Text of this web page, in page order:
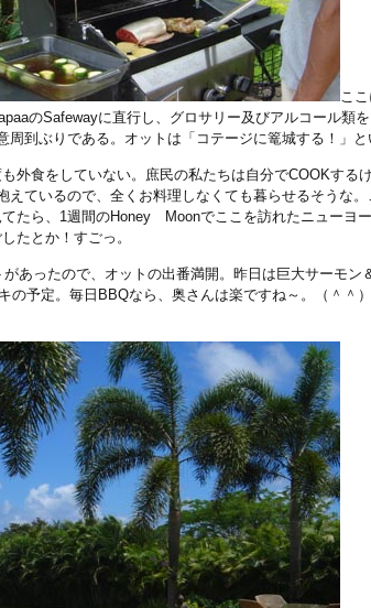
こ
のSafewayに直行し、グロサリー及びアルコール類
周到ぶりである。オットは「コテージに篭城する！」と
外食をしていない。庶民の私たちは自分でCOOKする
えているので、全くお料理しなくても暮らせるそうな
たら、1週間のHoney Moonでここを訪れたニューヨ
たとか！すごっ。
あったので、オットの出番満開。昨日は巨大サーモン
の予定。毎日BBQなら、奥さんは楽ですね～。（＾＾